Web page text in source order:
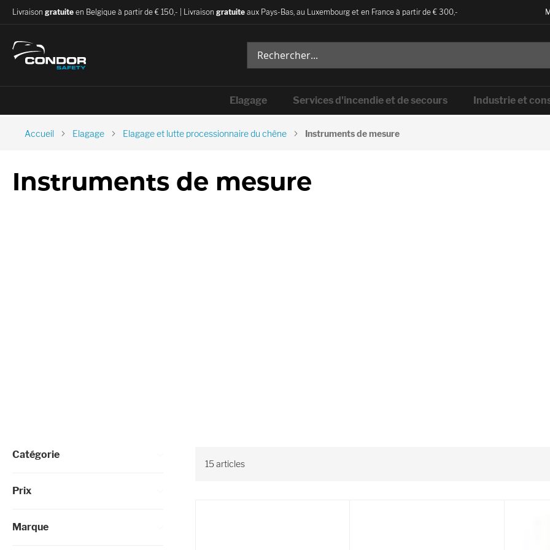
Livraison gratuite en Belgique à partir de € 150,- | Livraison gratuite aux Pays-Bas, au Luxembourg et en France à partir de € 300,-
Elagage Services d'incendie et de secours Industrie et
Accueil Elagage Elagage et lutte processionnaire du chêne Instruments de mesure
Instruments de mesure
15articles
Affiner les options
Catégorie
Prix
Marque